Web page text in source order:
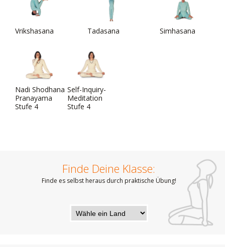
Vrikshasana Tadasana Simhasana
Nadi Shodhana
Pranayama
Stufe 4
Self-Inquiry-
Meditation
Stufe 4
Finde Deine Klasse:
Finde es selbst heraus durch praktische Übung!